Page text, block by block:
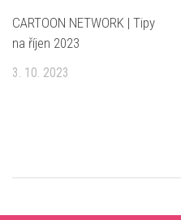
CARTOON NETWORK | Tipy
na říjen 2023
3. 10. 2023